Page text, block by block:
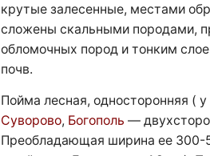
крутые залесенные, местами
сложены скальными породами,
обломочных пород и тонким
почв.
Пойма лесная, односторонняя (
Суворово, Богополь —
Преобладающая ширина ее 300-